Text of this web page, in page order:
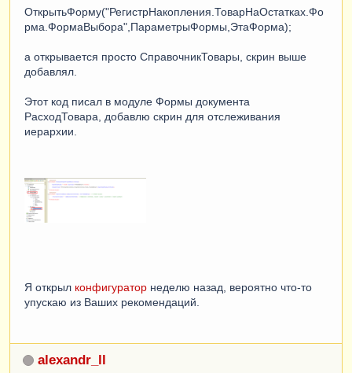
ОткрытьФорму("РегистрНакопления.ТоварНаОстатках.Фо
рма.ФормаВыбора",ПараметрыФормы,ЭтаФорма);
а открывается просто СправочникТовары, скрин выше
добавлял.
Этот код писал в модуле Формы документа
РасходТовара, добавлю скрин для отслеживания
иерархии.
Я открыл конфигуратор неделю назад, вероятно что-то
упускаю из Ваших рекомендаций.
alexandr_ll